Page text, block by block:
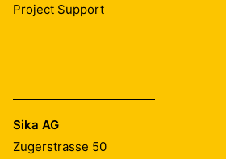
Project Support
Sika AG
Zugerstrasse 50